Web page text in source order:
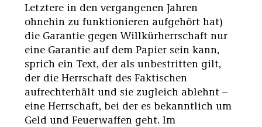
Letztere in den vergangenen Jahren
ohnehin zu funktionieren aufgehört hat)
die Garantie gegen Willkürherrschaft nur
eine Garantie auf dem Papier sein kann,
sprich ein Text, der als unbestritten gilt,
der die Herrschaft des Faktischen
aufrechterhält und sie zugleich ablehnt –
eine Herrschaft, bei der es bekanntlich um
Geld und Feuerwaffen geht. Im